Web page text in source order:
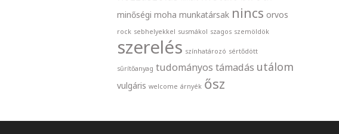
minőségi moha munkatársak nincs orvos
rock sebhelyekkel susmákol szagos szemöldök
szerelés színhatározó sértődött
sűrítőanyag tudományos támadás utálom
vulgáris welcome árnyék ősz